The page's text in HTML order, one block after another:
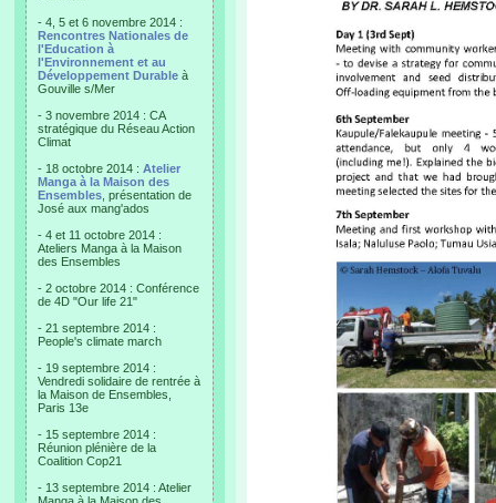
- 4, 5 et 6 novembre 2014 :
Rencontres Nationales de
l'Education à
l'Environnement et au
Développement Durable à
Gouville s/Mer
- 3 novembre 2014 : CA
stratégique du Réseau Action
Climat
- 18 octobre 2014 : Atelier
Manga à la Maison des
Ensembles , présentation de
José aux mang'ados
- 4 et 11 octobre 2014 :
Ateliers Manga à la Maison
des Ensembles
- 2 octobre 2014 : Conférence
de 4D "Our life 21"
- 21 septembre 2014 :
People's climate march
- 19 septembre 2014 :
Vendredi solidaire de rentrée à
la Maison de Ensembles,
Paris 13e
- 15 septembre 2014 :
Réunion plénière de la
Coalition Cop21
- 13 septembre 2014 : Atelier